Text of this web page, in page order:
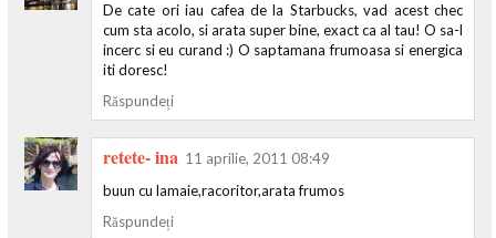
De cate ori iau cafea de la Starbucks, vad acest chec
cum sta acolo, si arata super bine, exact ca al tau! O sa-l
incerc si eu curand :) O saptamana frumoasa si energica
iti doresc!
Răspundeți
retete- ina 11 aprilie, 2011 08:49
buun cu lamaie,racoritor,arata frumos
Răspundeți